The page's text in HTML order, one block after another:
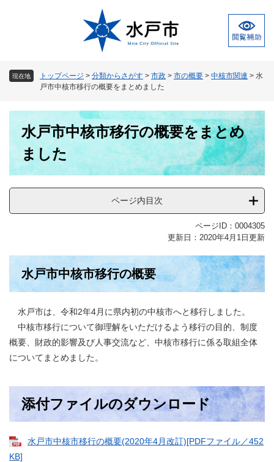
現在地 トップページ > 分類からさがす > 市政 > 市の概要 > 中核市関連 > 水
戸市中核市移行の概要をまとめました
水戸市中核市移行の概要をまとめ
ました
ページ内目次
ページID：0004305
更新日：2020年4月1日更新
水戸市中核市移行の概要
水戸市は、令和2年4月に県内初の中核市へと移行しました。
中核市移行について御理解をいただけるよう移行の目的、制度
概要、財政的影響及び人事交流など、中核市移行に係る取組全体
についてまとめました。
添付ファイルのダウンロード
水戸市中核市移行の概要(2020年4月改訂)[PDFファイル／452
KB]